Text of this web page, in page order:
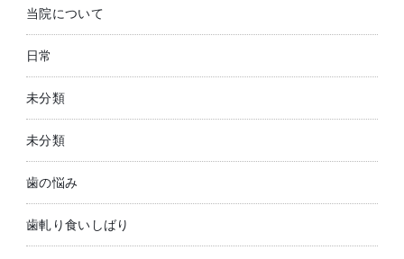
当院について
日常
未分類
未分類
歯の悩み
歯軋り食いしばり